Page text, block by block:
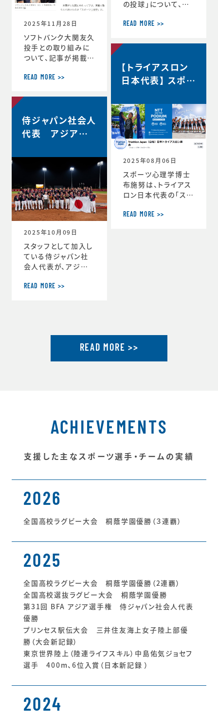
自分の最高を引き出
ツ心理学博士が語る
結果を出し続ける人
の
2025年11月28日
ソフトバンク大関友久
投手との取り組みに
ついて、記事が掲載さ
理学で結果 大関投
＜朝日新聞デジタル
ahi.com/articles/
DA3S16351620.ht
ml
READ MORE >>
の投球」について、イ
ます。速球140km／
フトバンク大関友久
エンスです」https://
topics.smt.doco
mo.ne.jp/article/
day-445985
READ MORE >>
侍ジャパン社会人
代表 アジア選
2025年10月09日
スタッフとして加入し
ている侍ジャパン社
会人代表が、アジア
ました。アジア選手権
l.jp/jp/news/pres
s/20250930_1.ht
READ MORE >>
【トライアスロン
日本代表】 スポー
ト/ハイパフォーマ
ンスコーチ 就任
2025年08月06日
スポーツ心理学博士
布施努は、トライアス
ロン日本代表の「スポ
ハイパフォーマンスコ
READ MORE >>
READ MORE >>
ACHIEVEMENTS
支援した主なスポーツ選手・チームの実績
2026
全国高校ラグビー大会 桐蔭学園優勝（３連覇）
2025
全国高校ラグビー大会 桐蔭学園優勝（2連覇）
全国高校選抜ラグビー大会 桐蔭学園優勝
第31回 BFA アジア選手権 侍ジャパン社会人代表
優勝
プリンセス駅伝大会 三井住友海上女子陸上部優
勝（大会新記録）
東京世界陸上（陸連ライフスキル）中島佑気ジョセフ
選手 400m、6位入賞（日本新記録 ）
2024